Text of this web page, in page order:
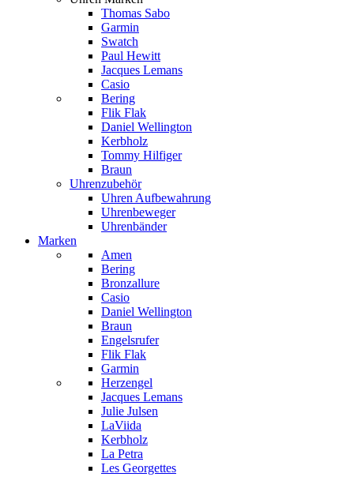
Thomas Sabo
Garmin
Swatch
Paul Hewitt
Jacques Lemans
Casio
Bering
Flik Flak
Daniel Wellington
Kerbholz
Tommy Hilfiger
Braun
Uhrenzubehör
Uhren Aufbewahrung
Uhrenbeweger
Uhrenbänder
Marken
Amen
Bering
Bronzallure
Casio
Daniel Wellington
Braun
Engelsrufer
Flik Flak
Garmin
Herzengel
Jacques Lemans
Julie Julsen
LaViida
Kerbholz
La Petra
Les Georgettes